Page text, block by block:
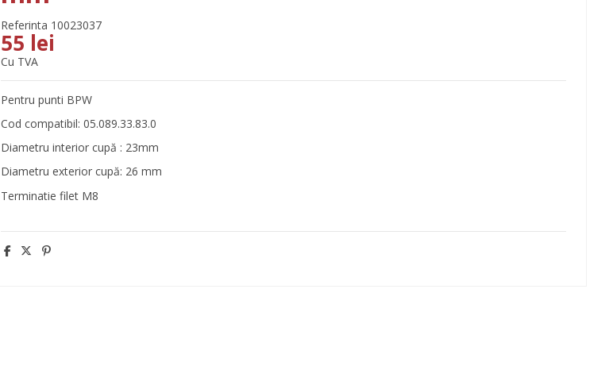
Referinta 10023037
55 lei
Cu TVA
Pentru punti BPW
Cod compatibil: 05.089.33.83.0
Diametru interior cupă : 23mm
Diametru exterior cupă: 26 mm
Terminatie filet M8